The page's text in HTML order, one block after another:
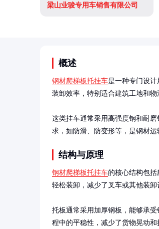
梁山业骏专用车销售有限公司
概述
钢材爬梯板托挂车是一种专门设
装卸效率，特别适合建筑工地和物
这类挂车通常采用高强度钢和耐
求，如防滑、防变形等，是钢材运
结构与原理
钢材爬梯板托挂车的核心结构包
轻松装卸，减少了叉车或其他装卸
托板通常采用加厚钢板，能够承
程中的平稳性，减少了货物晃动